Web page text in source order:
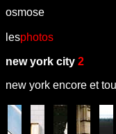
osmose
lesphotos
new york city 2
new york encore et